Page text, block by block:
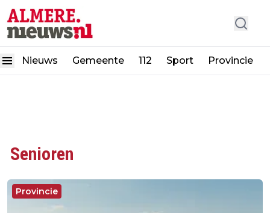
Nieuws Gemeente 112 Sport Provincie
Senioren
Provincie